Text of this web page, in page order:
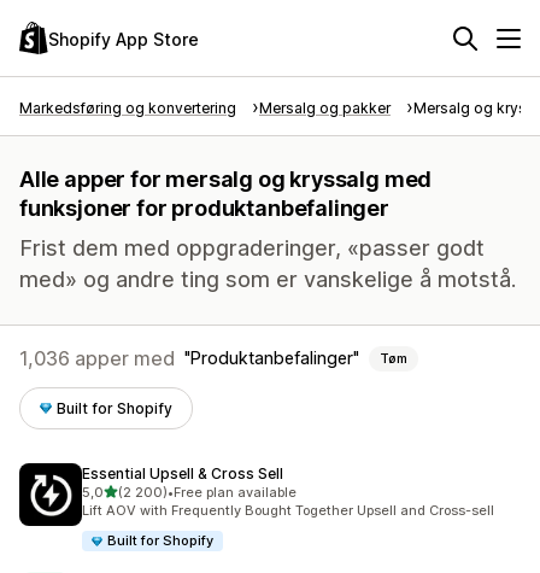
Shopify App Store
Markedsføring og konvertering Mersalg og pakker Mersalg og
Alle apper for mersalg og kryssalg med
funksjoner for produktanbefalinger
Frist dem med oppgraderinger, «passer godt
med» og andre ting som er vanskelige å motstå.
1,036 apper med Produktanbefalinger Tøm
Built for Shopify
Essential Upsell & Cross Sell
5,0av 5 stjerner
(2 200)
Totalt 2200 omtaler
•Free plan available
Lift AOV with Frequently Bought Together Upsell and Cross-sell
Built for Shopify